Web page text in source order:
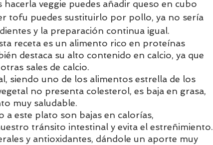
veggie puedes añadir queso en cubo
tofu puedes sustituirlo por pollo, ya no sería
y la preparación continua igual.
receta es un alimento rico en proteínas
destaca su alto contenido en calcio, ya que
sales de calcio.
siendo uno de los alimentos estrella de los
no presenta colesterol, es baja en grasa,
muy saludable.
a este plato son bajas en calorías,
tránsito intestinal y evita el estreñimiento.
y antioxidantes, dándole un aporte muy